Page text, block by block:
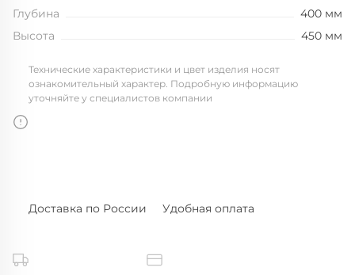
Глубина
400 мм
Высота
450 мм
Технические характеристики и цвет изделия носят
ознакомительный характер. Подробную информацию
уточняйте у специалистов компании
Доставка по России Удобная оплата